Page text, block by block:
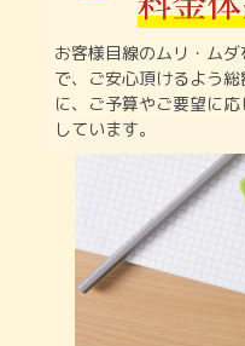
お客様目線のムリ・ム
で、
ご安心頂けるよう
に、
ご予算やご要望に
しています。